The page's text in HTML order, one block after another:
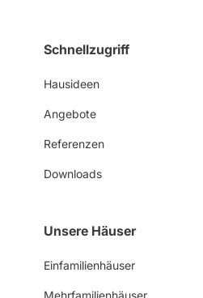
Schnellzugriff
Hausideen
Angebote
Referenzen
Downloads
Unsere Häuser
Einfamilienhäuser
Mehrfamilienhäuser